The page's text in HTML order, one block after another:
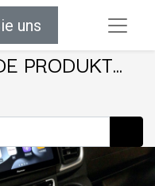
uns
PRODUKT...